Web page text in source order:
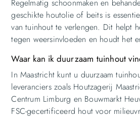
Regelmatig schoonmaken en
geschikte houtolie of beits is
van tuinhout te verlengen. Dit helpt
tegen weersinvloeden en houdt het
Waar kan ik duurzaam tuinhout
In Maastricht kunt u duurzaam
leveranciers zoals Houtzagerij
Centrum Limburg en Bouwmarkt
FSC-gecertificeerd hout voor